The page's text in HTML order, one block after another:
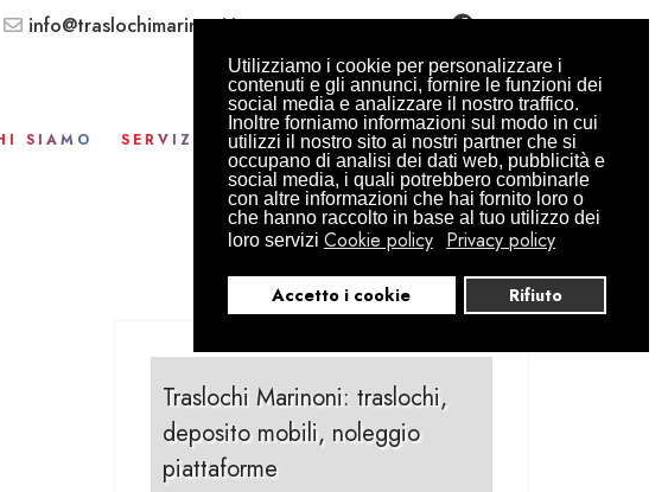
Utilizziamo i cookie per personalizzare i
contenuti e gli annunci, fornire le funzioni dei
social media e analizzare il nostro traffico.
Inoltre forniamo informazioni sul modo in cui
utilizzi il nostro sito ai nostri partner che si
occupano di analisi dei dati web, pubblicità e
social media, i quali potrebbero combinarle
con altre informazioni che hai fornito loro o
che hanno raccolto in base al tuo utilizzo dei
loro servizi Cookie policy Privacy policy
Accetto i cookie Rifiuto
info@traslochimarinoni.it
SIAMO SERVIZI CONTATTI PREVENTIVO
Traslochi Marinoni: traslochi,
deposito mobili, noleggio
piattaforme